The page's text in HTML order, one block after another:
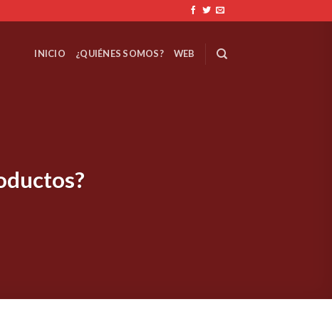
INICIO ¿QUIÉNES SOMOS? WEB